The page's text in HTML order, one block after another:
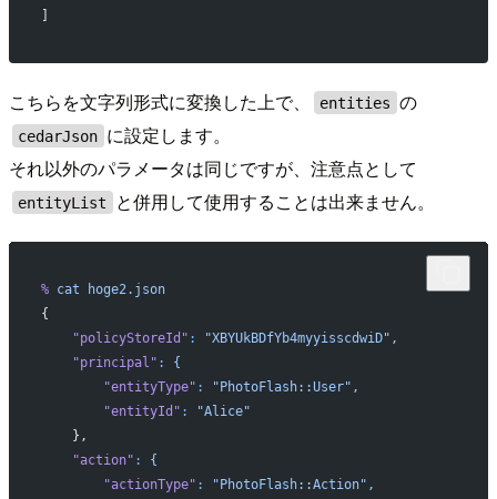
]
こちらを文字列形式に変換した上で、 entities の
cedarJson に設定します。
それ以外のパラメータは同じですが、注意点として
entityList と併用して使用することは出来ません。
% cat hoge2.json
{
    "policyStoreId"
:
"XBYUkBDfYb4myyisscdwiD",
    "principal"
:
{
        "entityType"
:
"PhotoFlash::User",
        "entityId"
:
"Alice"
    },
    "action"
:
{
        "actionType"
:
"PhotoFlash::Action",